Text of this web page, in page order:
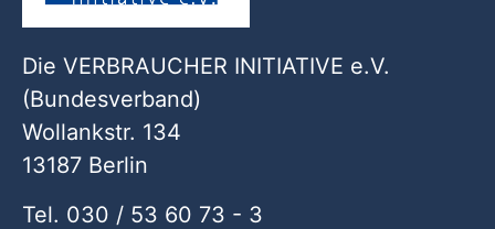
Die VERBRAUCHER INITIATIVE e.V.
(Bundesverband)
Wollankstr. 134
13187 Berlin
Tel. 030 / 53 60 73 - 3